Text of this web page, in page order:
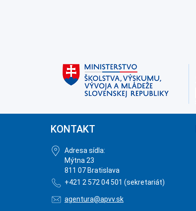
KONTAKT
Adresa sídla:
Mýtna 23
811 07 Bratislava
+421 2 572 04 501 (sekretariát)
agentura@apvv.sk